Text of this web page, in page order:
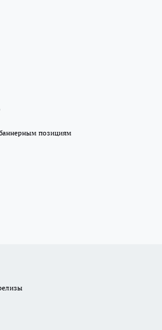
баннерным позициям